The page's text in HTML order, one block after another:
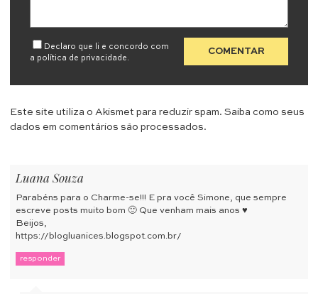
Declaro que li e concordo com
a política de privacidade.
Este site utiliza o Akismet para reduzir spam. Saiba como seus
dados em comentários são processados.
Luana Souza
Parabéns para o Charme-se!!! E pra você Simone, que sempre
escreve posts muito bom 🙂 Que venham mais anos ♥
Beijos,
https://blogluanices.blogspot.com.br/
responder